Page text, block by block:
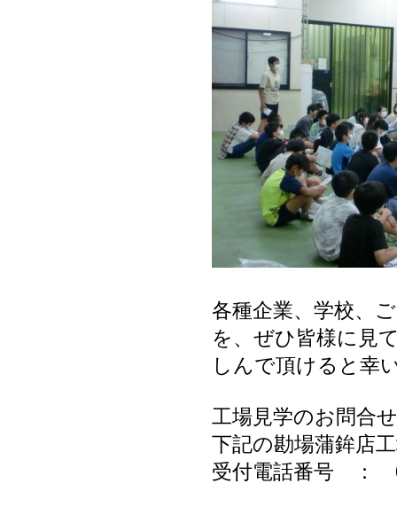
各種企業、学校、
を、ぜひ皆様に見
しんで頂けると幸
工場見学のお問合
下記の勘場蒲鉾店
受付電話番号 ：